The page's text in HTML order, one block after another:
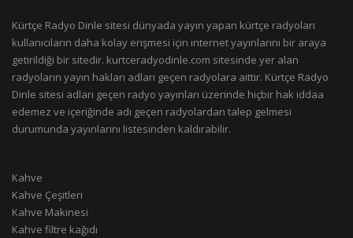
Kürtçe Radyo Dinle sitesi dünyada yayın yapan kürtçe radyoları
kullanıcıların daha kolay erişmesi için internet yayınlarını bir araya
getirildiği bir sitedir. kurtceradyodinle.com sitesinde yer alan
radyoların yayın hakları adları geçen radyolara aittir. Kürtçe Radyo
Dinle sitesi adları geçen radyo yayınları üzerinde hiçbir hak iddaa
edemez ve içeriğinde adı geçen radyolardan talep gelmesi
durumunda yayınlarını listesinden kaldırabilir.
Kahve
Kahve Çeşitleri
Kahve Makinesi
Kahve filtre kağıdı